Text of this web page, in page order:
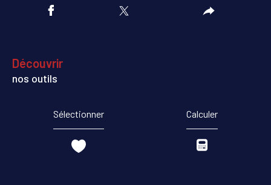
découvrir
nos outils
Sélectionner Calculer